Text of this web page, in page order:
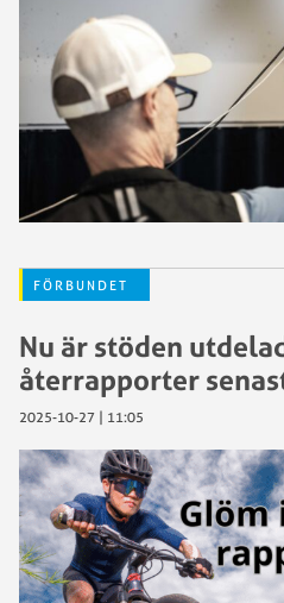
FÖRBUNDET
Nu är stöden
återrapporter
2025-10-27 | 11:05